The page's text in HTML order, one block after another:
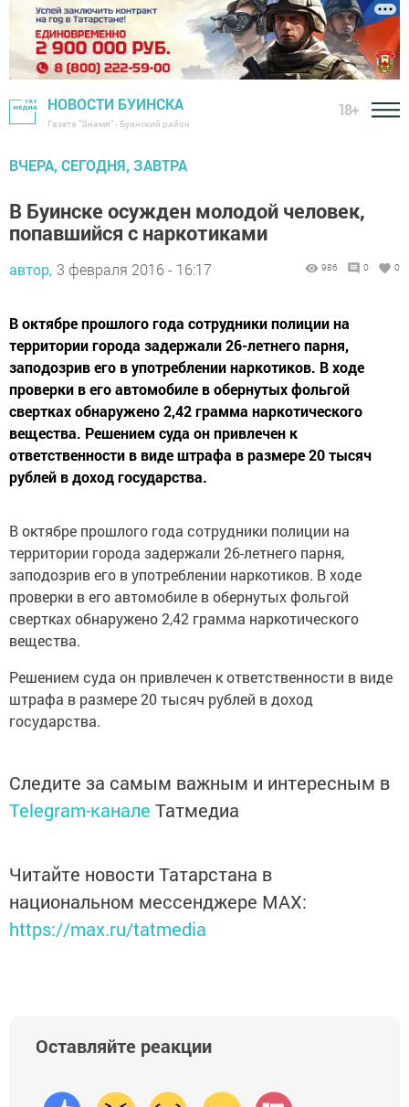
НОВОСТИ БУИНСКА
Газета "Знамя" - Буинский район
18+
ВЧЕРА, СЕГОДНЯ, ЗАВТРА
В Буинске осужден молодой человек,
попавшийся с наркотиками
автор, 3 февраля 2016 - 16:17 986 0 0
В октябре прошлого года сотрудники полиции на
территории города задержали 26-летнего парня,
заподозрив его в употреблении наркотиков. В ходе
проверки в его автомобиле в обернутых фольгой
свертках обнаружено 2,42 грамма наркотического
вещества. Решением суда он привлечен к
ответственности в виде штрафа в размере 20 тысяч
рублей в доход государства.
В октябре прошлого года сотрудники полиции на
территории города задержали 26-летнего парня,
заподозрив его в употреблении наркотиков. В ходе
проверки в его автомобиле в обернутых фольгой
свертках обнаружено 2,42 грамма наркотического
вещества.
Решением суда он привлечен к ответственности в виде
штрафа в размере 20 тысяч рублей в доход
государства.
Следите за самым важным и интересным в
Telegram-канале Татмедиа
Читайте новости Татарстана в
национальном мессенджере MАХ:
https://max.ru/tatmedia
Оставляйте реакции